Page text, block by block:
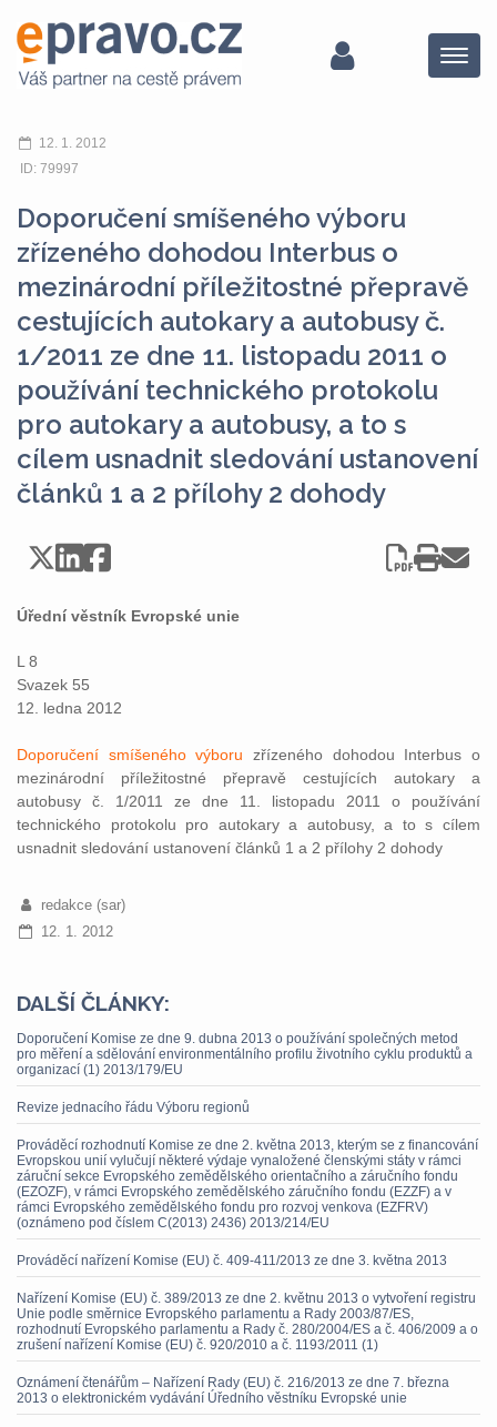
Menu
12. 1. 2012
ID: 79997
Doporučení smíšeného výboru
zřízeného dohodou Interbus o
mezinárodní příležitostné přepravě
cestujících autokary a autobusy č.
1/2011 ze dne 11. listopadu 2011 o
používání technického protokolu
pro autokary a autobusy, a to s
cílem usnadnit sledování ustanovení
článků 1 a 2 přílohy 2 dohody
Úřední věstník Evropské unie
L 8
Svazek 55
12. ledna 2012
Doporučení smíšeného výboru zřízeného dohodou Interbus o
mezinárodní příležitostné přepravě cestujících autokary a
autobusy č. 1/2011 ze dne 11. listopadu 2011 o používání
technického protokolu pro autokary a autobusy, a to s cílem
usnadnit sledování ustanovení článků 1 a 2 přílohy 2 dohody
redakce (sar)
12. 1. 2012
DALŠÍ ČLÁNKY:
Doporučení Komise ze dne 9. dubna 2013 o používání společných metod
pro měření a sdělování environmentálního profilu životního cyklu produktů a
organizací (1) 2013/179/EU
Revize jednacího řádu Výboru regionů
Prováděcí rozhodnutí Komise ze dne 2. května 2013, kterým se z financování
Evropskou unií vylučují některé výdaje vynaložené členskými státy v rámci
záruční sekce Evropského zemědělského orientačního a záručního fondu
(EZOZF), v rámci Evropského zemědělského záručního fondu (EZZF) a v
rámci Evropského zemědělského fondu pro rozvoj venkova (EZFRV)
(oznámeno pod číslem C(2013) 2436) 2013/214/EU
Prováděcí nařízení Komise (EU) č. 409-411/2013 ze dne 3. května 2013
Nařízení Komise (EU) č. 389/2013 ze dne 2. květnu 2013 o vytvoření registru
Unie podle směrnice Evropského parlamentu a Rady 2003/87/ES,
rozhodnutí Evropského parlamentu a Rady č. 280/2004/ES a č. 406/2009 a o
zrušení nařízení Komise (EU) č. 920/2010 a č. 1193/2011 (1)
Oznámení čtenářům – Nařízení Rady (EU) č. 216/2013 ze dne 7. března
2013 o elektronickém vydávání Úředního věstníku Evropské unie